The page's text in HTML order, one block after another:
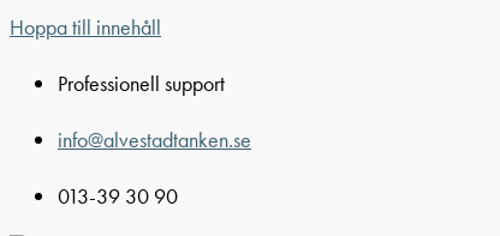
Hoppa till innehåll
Professionell support
info@alvestadtanken.se
013-39 30 90